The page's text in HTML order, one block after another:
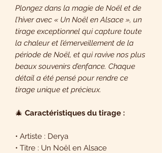
Plongez dans la magie de Noël et de
l’hiver avec « Un Noël en Alsace », un
tirage exceptionnel qui capture toute
la chaleur et l’émerveillement de la
période de Noël, et qui ravive nos plus
beaux souvenirs d’enfance. Chaque
détail a été pensé pour rendre ce
tirage unique et précieux.
🎄 Caractéristiques du tirage :
• Artiste : Derya
• Titre : Un Noël en Alsace